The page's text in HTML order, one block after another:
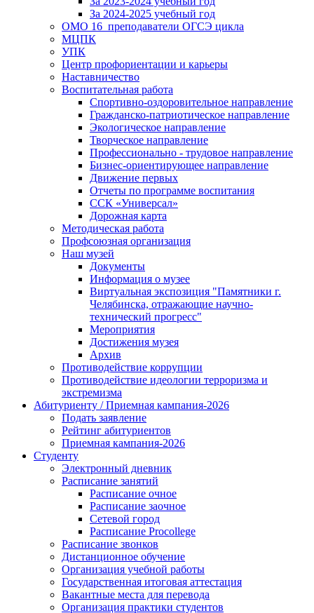
За 2024-2025 учебный год
ОМО 16_преподаватели ОГСЭ цикла
МЦПК
УПК
Центр профориентации и карьеры
Наставничество
Воспитательная работа
Спортивно-оздоровительное направление
Гражданско-патриотическое направление
Экологическое направление
Творческое направление
Профессионально - трудовое направление
Бизнес-ориентирующее направление
Движение первых
Отчеты по программе воспитания
ССК «Универсал»
Дорожная карта
Методическая работа
Профсоюзная организация
Наш музей
Документы
Информация о музее
Виртуальная экспозиция "Памятники г.
Челябинска, отражающие научно-
технический прогресс"
Мероприятия
Достижения музея
Архив
Противодействие коррупции
Противодействие идеологии терроризма и
экстремизма
Абитуриенту / Приемная кампания-2026
Подать заявление
Рейтинг абитуриентов
Приемная кампания-2026
Студенту
Электронный дневник
Расписание занятий
Расписание очное
Расписание заочное
Сетевой город
Расписание Procollege
Расписание звонков
Дистанционное обучение
Организация учебной работы
Государственная итоговая аттестация
Вакантные места для перевода
Организация практики студентов